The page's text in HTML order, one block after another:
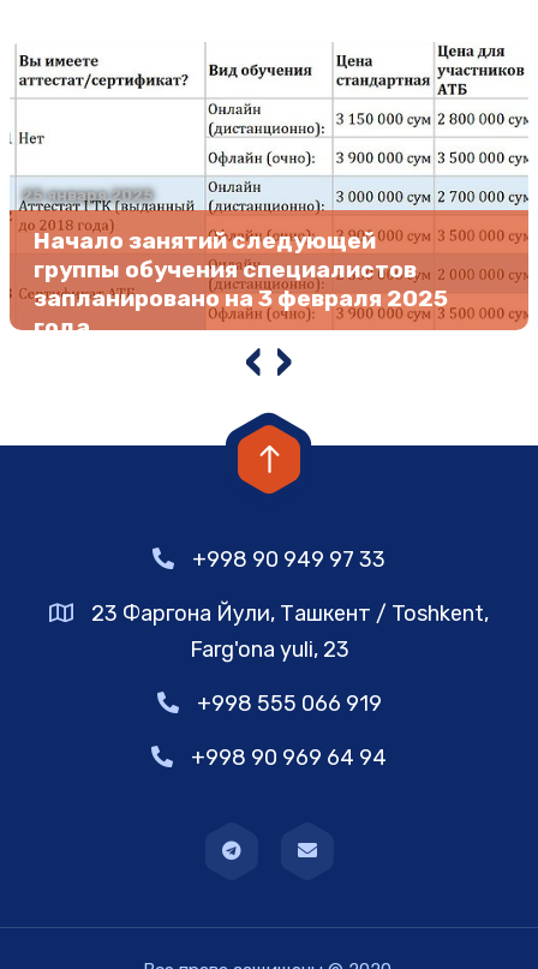
25 января 2025
Начало занятий следующей
группы обучения специалистов
запланировано на 3 февраля 2025
года
‹ ›
+998 90 949 97 33
23 Фаргона Йули, Ташкент / Toshkent,
Farg'ona yuli, 23
+998 555 066 919
+998 90 969 64 94